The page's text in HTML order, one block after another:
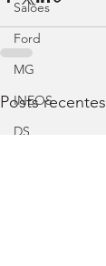
Salões
Ford
MG
INEOS
DS
Posts recentes